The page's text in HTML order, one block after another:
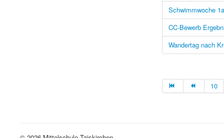
Schwimmwoche
CC-Bewerb
Wandertag nach
10